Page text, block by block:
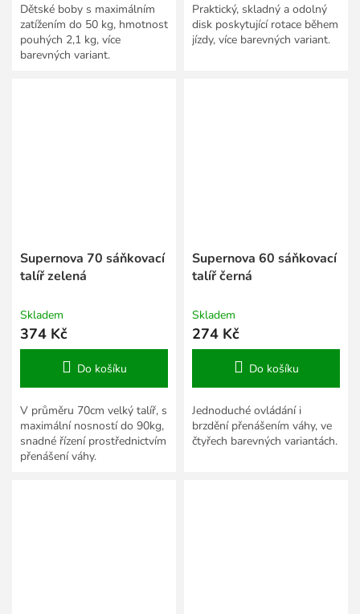
Dětské boby s maximálním
zatížením do 50 kg, hmotnost
pouhých 2,1 kg, více
barevných variant.
Praktický, skladný a odolný
disk poskytující rotace během
jízdy, více barevných variant.
Supernova 70 sáňkovací
talíř zelená
Skladem
374 Kč
Do košíku
V průměru 70cm velký talíř, s
maximální nosností do 90kg,
snadné řízení prostřednictvím
přenášení váhy.
Supernova 60 sáňkovací
talíř černá
Skladem
274 Kč
Do košíku
Jednoduché ovládání i
brzdění přenášením váhy, ve
čtyřech barevných variantách.